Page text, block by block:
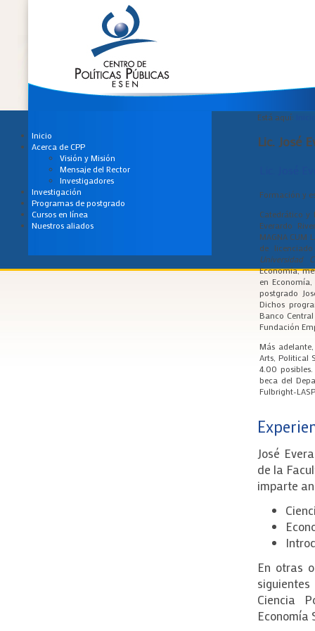
Inicio
Acerca de CPP
Visión y Misión
Mensaje del Rector
Investigadores
Investigación
Programas de postgrado
Cursos en línea
Nuestros aliados
Está aquí:
Lic. José
Formación y
Catedrático y
Everardo
MAGNA
de
Universidad
Economía,
en
postgrado
Dichos
Banco
Fundación
Más
Arts, Political
4.00
beca del
Fulbright-
José
de la
imparte
En otras
Ciencia
Economía